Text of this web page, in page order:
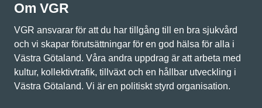
Om VGR
VGR ansvarar för att du har tillgång till en bra sjukvård
och vi skapar förutsättningar för en god hälsa för alla i
Västra Götaland. Våra andra uppdrag är att arbeta med
kultur, kollektivtrafik, tillväxt och en hållbar utveckling i
Västra Götaland. Vi är en politiskt styrd organisation.